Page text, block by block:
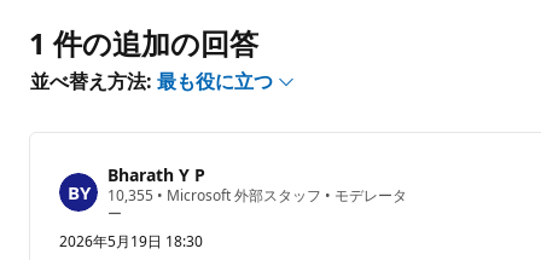
ト
を
表
る
1 件の追加の回答
並べ替え方法: 最も役に立つ
Bharath Y P
10,355 評
の
ポ
• Microsoft 外部スタッフ • モデレータ
ー
2026年5月19日 18:30